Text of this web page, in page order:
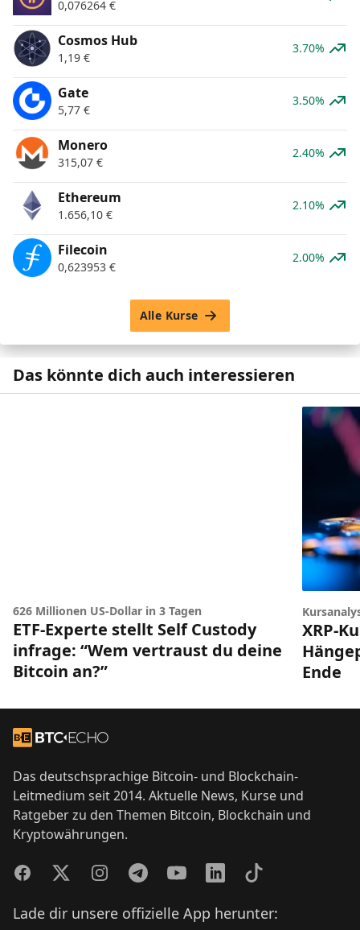
0,076264 €
Cosmos Hub
1,19 €
3.70%
Gate
5,77 €
3.50%
Monero
315,07 €
2.40%
Ethereum
1.656,10 €
2.10%
Filecoin
0,623953 €
2.00%
Alle Kurse
Das könnte dich auch interessieren
626 Millionen US-Dollar in 3 Tagen
ETF-Experte stellt Self Custody
infrage: “Wem vertraust du deine
Bitcoin an?”
XRP-
Ende
Zur Startseite
Das deutschsprachige Bitcoin- und Blockchain-
Leitmedium seit 2014. Aktuelle News, Kurse und
Ratgeber zu den Themen Bitcoin, Blockchain und
Kryptowährungen.
FacebookTwitterInstagramTelegramYouTubeLinkedInTikTok
Lade dir unsere offizielle App herunter: